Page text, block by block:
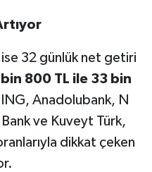
32 günlük net getiri
800 TL ile 33 bin
ING, Anadolubank, N
ve Kuveyt Türk,
dikkat çeken